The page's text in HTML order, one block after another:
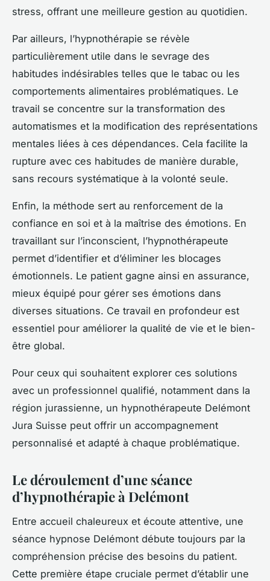
stress, offrant une meilleure gestion au quotidien.
Par ailleurs, l’hypnothérapie se révèle
particulièrement utile dans le sevrage des
habitudes indésirables telles que le tabac ou les
comportements alimentaires problématiques. Le
travail se concentre sur la transformation des
automatismes et la modification des représentations
mentales liées à ces dépendances. Cela facilite la
rupture avec ces habitudes de manière durable,
sans recours systématique à la volonté seule.
Enfin, la méthode sert au renforcement de la
confiance en soi et à la maîtrise des émotions. En
travaillant sur l’inconscient, l’hypnothérapeute
permet d’identifier et d’éliminer les blocages
émotionnels. Le patient gagne ainsi en assurance,
mieux équipé pour gérer ses émotions dans
diverses situations. Ce travail en profondeur est
essentiel pour améliorer la qualité de vie et le bien-
être global.
Pour ceux qui souhaitent explorer ces solutions
avec un professionnel qualifié, notamment dans la
région jurassienne, un hypnothérapeute Delémont
Jura Suisse peut offrir un accompagnement
personnalisé et adapté à chaque problématique.
Le déroulement d’une séance
d’hypnothérapie à Delémont
Entre accueil chaleureux et écoute attentive, une
séance hypnose Delémont débute toujours par la
compréhension précise des besoins du patient.
Cette première étape cruciale permet d’établir une